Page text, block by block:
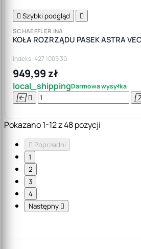
 Szybki podgląd 
SCHAEFFLER INA
KOŁA ROZRZĄDU PASEK ASTRA
Indeks: 427 1005 30
949,99 zł
local_shippingDarmowa wysyłka
 
Pokazano 1-12 z 48 pozycji
 Poprzedni
1
2
3
4
Następny 